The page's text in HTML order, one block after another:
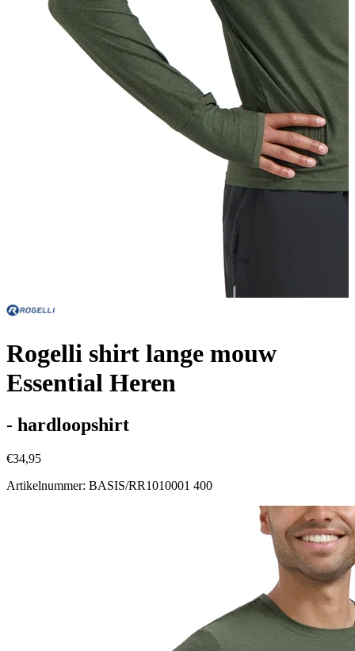
Rogelli shirt lange mouw
Essential Heren
- hardloopshirt
€34,95
Artikelnummer: BASIS/RR1010001 400